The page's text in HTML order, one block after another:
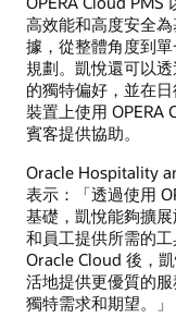
高效能和高度安全
據，從整體角度到
規劃。凱悅還可以
的獨特偏好，並在
裝置上使用 OPERA
賓客提供協助。
Oracle Hospitality
表示：「透過使用
基礎，凱悅能夠擴
和員工提供所需的
Oracle Cloud 後，
活地提供更優質的
獨特需求和期望。」